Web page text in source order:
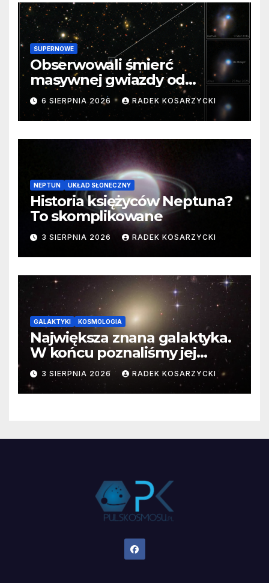
SUPERNOWE
Obserwowali śmierć
masywnej gwiazdy od
samego początku. Niezwykle
cenne dane
6 SIERPNIA 2026 RADEK KOSARZYCKI
NEPTUN UKŁAD SŁONECZNY
Historia księżyców Neptuna?
To skomplikowane
3 SIERPNIA 2026 RADEK KOSARZYCKI
GALAKTYKI KOSMOLOGIA
Największa znana galaktyka.
W końcu poznaliśmy jej
faktyczne wymiary
3 SIERPNIA 2026 RADEK KOSARZYCKI